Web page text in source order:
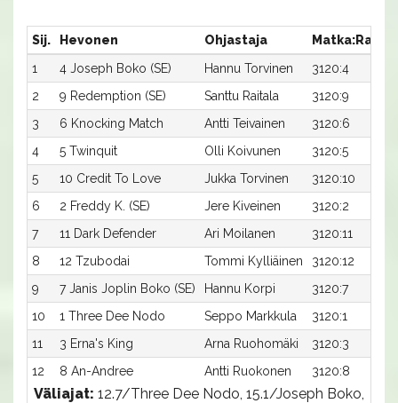
Sij. Hevonen Ohjastaja Matka:Rata
1
4 Joseph Boko (SE) Hannu Torvinen 3120:4
2
9 Redemption (SE) Santtu Raitala 3120:9
3
6 Knocking Match Antti Teivainen 3120:6
4
5 Twinquit Olli Koivunen 3120:5
5
10 Credit To Love Jukka Torvinen 3120:10
6
2 Freddy K. (SE) Jere Kiveinen 3120:2
7
11 Dark Defender Ari Moilanen 3120:11
8
12 Tzubodai Tommi Kylliäinen 3120:12
9
7 Janis Joplin Boko (SE) Hannu Korpi 3120:7
10
1 Three Dee Nodo Seppo Markkula 3120:1
11
3 Erna's King Arna Ruohomäki 3120:3
12
8 An-Andree Antti Ruokonen 3120:8
Väliajat: 12.7/Three Dee Nodo, 15.1/Joseph Boko,